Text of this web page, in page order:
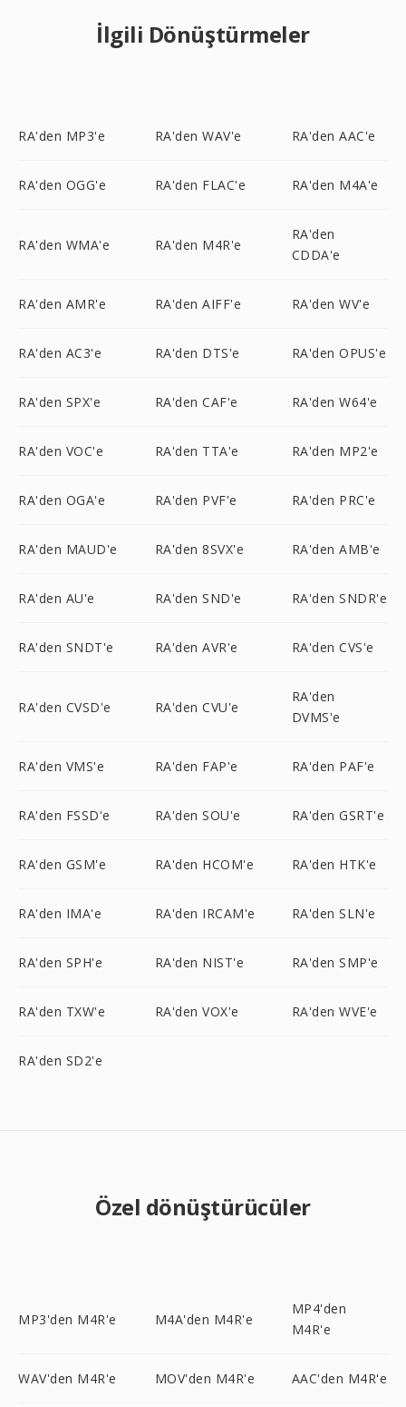
İlgili Dönüştürmeler
RA'den MP3'e RA'den WAV'e RA'den AAC'e
RA'den OGG'e RA'den FLAC'e RA'den M4A'e
RA'den WMA'e RA'den M4R'e
RA'den
CDDA'e
RA'den AMR'e RA'den AIFF'e RA'den WV'e
RA'den AC3'e RA'den DTS'e RA'den OPUS'e
RA'den SPX'e RA'den CAF'e RA'den W64'e
RA'den VOC'e RA'den TTA'e RA'den MP2'e
RA'den OGA'e RA'den PVF'e RA'den PRC'e
RA'den MAUD'e RA'den 8SVX'e RA'den AMB'e
RA'den AU'e RA'den SND'e RA'den SNDR'e
RA'den SNDT'e RA'den AVR'e RA'den CVS'e
RA'den CVSD'e RA'den CVU'e
RA'den
DVMS'e
RA'den VMS'e RA'den FAP'e RA'den PAF'e
RA'den FSSD'e RA'den SOU'e RA'den GSRT'e
RA'den GSM'e RA'den HCOM'e RA'den HTK'e
RA'den IMA'e RA'den IRCAM'e RA'den SLN'e
RA'den SPH'e RA'den NIST'e RA'den SMP'e
RA'den TXW'e RA'den VOX'e RA'den WVE'e
RA'den SD2'e
Özel dönüştürücüler
MP3'den M4R'e M4A'den M4R'e
MP4'den
M4R'e
WAV'den M4R'e MOV'den M4R'e AAC'den M4R'e